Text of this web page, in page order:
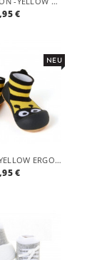
€
NEU
ATTIPAS BEE YELLOW ERGONOMISCHE BABY LAUFLERNSCHUHE, ATMUNGSAKTIVE KINDER HAUSSCHUHE ABS SOCKEN BABYSCHUHE ANTIRUTSCH
€